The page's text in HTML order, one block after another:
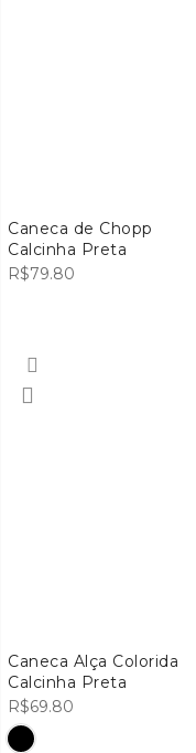
Caneca de Chopp
Calcinha Preta
R$79.80
Caneca Alça Colorida
Calcinha Preta
R$69.80